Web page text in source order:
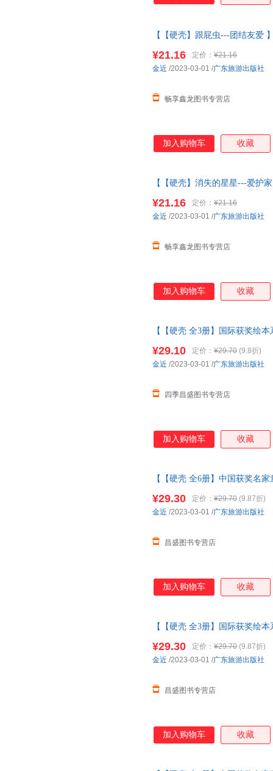
【【硬壳】跟屁虫---团结友爱
服
¥21.16 定价： ¥21.16
畅享鑫龙图书专营店
金近 /2023-03-01 /广东旅游出版社
加入购物车 收藏
【【硬壳】消失的星星---爱护
客服
¥21.16 定价： ¥21.16
畅享鑫龙图书专营店
金近 /2023-03-01 /广东旅游出版社
加入购物车 收藏
【【硬壳 全3册】国际获奖绘
¥29.10 定价： ¥29.70 (9.8折)
四季昌盛图书专营店
金近 /2023-03-01 /广东旅游出版社
加入购物车 收藏
【【硬壳 全6册】中国获奖名
¥29.30 定价： ¥29.70 (9.87折)
昌盛图书专营店
金近 /2023-03-01 /广东旅游出版社
加入购物车 收藏
【【硬壳 全3册】国际获奖绘
¥29.30 定价： ¥29.70 (9.87折)
昌盛图书专营店
金近 /2023-03-01 /广东旅游出版社
加入购物车 收藏